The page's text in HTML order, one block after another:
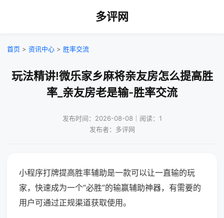
多评网
首页 > 资讯中心 > 胜率交流
玩法精讲!微乐家乡麻将亲友房怎么提高胜
率_亲友房老是输-胜率交流
发布时间：2026-08-08｜阅读：1
发布者：多评网
小程序打牌提高胜率辅助是一款可以让一直输的玩
家，快速成为一个“必胜”的输赢辅助神器，有需要的
用户可通过正规渠道获取使用。